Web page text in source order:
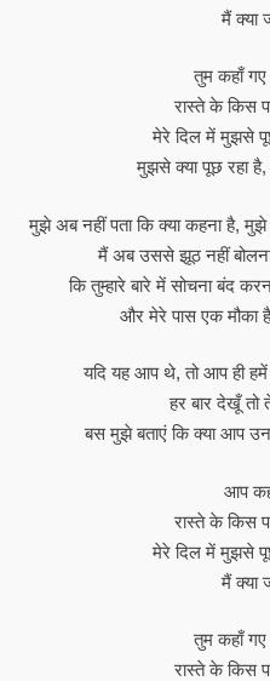
मैं क्या
तुम कहाँ
रास्ते के किस
मेरे दिल में मुझसे
मुझसे क्या पूछ रहा
मुझे अब नहीं पता कि क्या कहना है, मुझे
मैं अब उससे झूठ नहीं
कि तुम्हारे बारे में सोचना बंद
और मेरे पास एक मौका
यदि यह आप थे, तो आप ही
हर बार देखूँ तो
बस मुझे बताएं कि क्या आप
आप
रास्ते के किस
मेरे दिल में मुझसे
मैं क्या
तुम कहाँ
रास्ते के किस